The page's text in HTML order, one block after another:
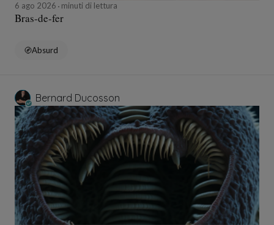
6 ago 2026 minuti di lettura
Bras-de-fer
Absurd
Bernard Ducosson